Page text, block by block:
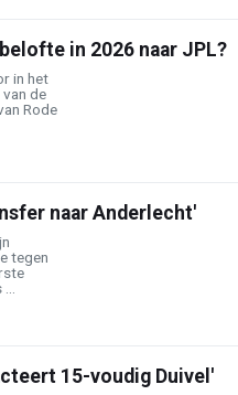
in 2026 naar JPL?
in het
de
Rode
naar Anderlecht'
tegen
15-voudig Duivel'